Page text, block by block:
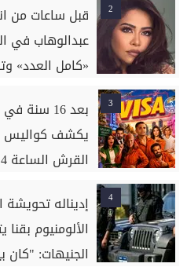
2
قبل ساعات من
عبدالوهاب في
«كامل العدد» وتذكرة
3
بعد 16
يكشف كواليس
القرش الساعة 4 الفجر
4
إديناله
الألومنيوم
الجنيهات: "كان